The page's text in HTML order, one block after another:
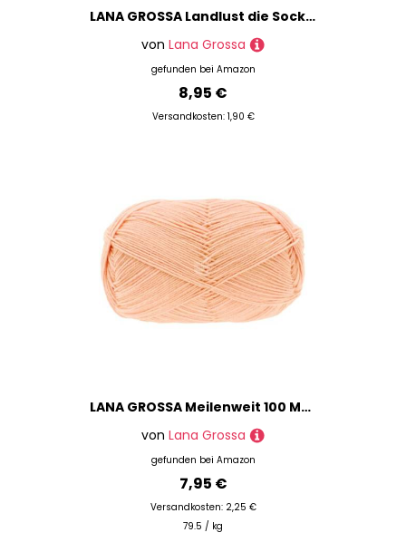
LANA GROSSA Landlust die Sockenwolle | Garn aus Merinowolle in verschiedenen Farben | Handstrickgarn aus 80% Schurwolle (Merino) & 20% Polyamid | 100g Wolle zum Stricken & Häkeln | 420m Garn FB128
von Lana Grossa
gefunden bei Amazon
8,95 €
Versandkosten: 1,90 €
LANA GROSSA Meilenweit 100 Merino extrafine | Hochwertiges Sockengarn, waschmaschinenfest | Handstrickgarn aus 75% Schurwolle & 25% Polyamid | 100g Wolle, Stricken & Häkeln | 420m Garn FB2449
von Lana Grossa
gefunden bei Amazon
7,95 €
Versandkosten: 2,25 €
79.5 / kg